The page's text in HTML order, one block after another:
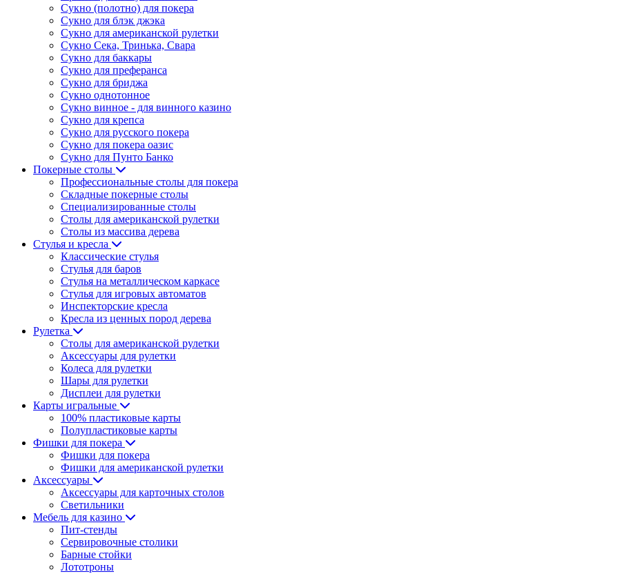
Сукно (полотно) для покера
Сукно для блэк джэка
Сукно для американской рулетки
Сукно Сека, Тринька, Свара
Сукно для баккары
Сукно для преферанса
Сукно для бриджа
Сукно однотонное
Сукно винное - для винного казино
Сукно для крепса
Сукно для русского покера
Сукно для покера оазис
Сукно для Пунто Банко
Покерные столы
Профессиональные столы для покера
Складные покерные столы
Специализированные столы
Столы для американской рулетки
Столы из массива дерева
Стулья и кресла
Классические стулья
Стулья для баров
Стулья на металлическом каркасе
Стулья для игровых автоматов
Инспекторские кресла
Кресла из ценных пород дерева
Рулетка
Столы для американской рулетки
Аксессуары для рулетки
Колеса для рулетки
Шары для рулетки
Дисплеи для рулетки
Карты игральные
100% пластиковые карты
Полупластиковые карты
Фишки для покера
Фишки для покера
Фишки для американской рулетки
Аксессуары
Аксессуары для карточных столов
Светильники
Мебель для казино
Пит-стенды
Сервировочные столики
Барные стойки
Лототроны